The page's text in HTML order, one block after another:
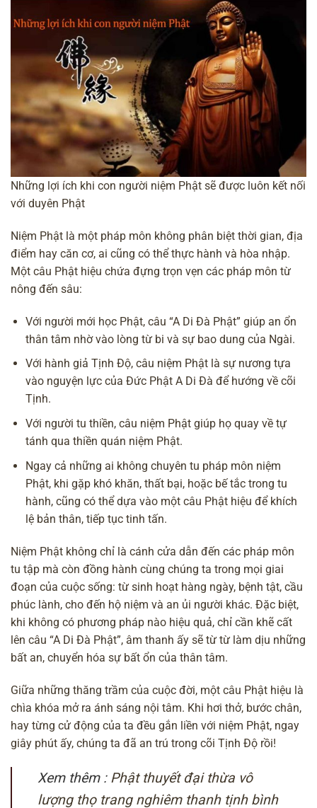
Những lợi ích khi con người niệm Phật sẽ được luôn kết nối
với duyên Phật
Niệm Phật là một pháp môn không phân biệt thời gian, địa
điểm hay căn cơ, ai cũng có thể thực hành và hòa nhập.
Một câu Phật hiệu chứa đựng trọn vẹn các pháp môn từ
nông đến sâu:
Với người mới học Phật, câu “A Di Đà Phật” giúp an ổn
thân tâm nhờ vào lòng từ bi và sự bao dung của Ngài.
Với hành giả Tịnh Độ, câu niệm Phật là sự nương tựa
vào nguyện lực của Đức Phật A Di Đà để hướng về cõi
Tịnh.
Với người tu thiền, câu niệm Phật giúp họ quay về tự
tánh qua thiền quán niệm Phật.
Ngay cả những ai không chuyên tu pháp môn niệm
Phật, khi gặp khó khăn, thất bại, hoặc bế tắc trong tu
hành, cũng có thể dựa vào một câu Phật hiệu để khích
lệ bản thân, tiếp tục tinh tấn.
Niệm Phật không chỉ là cánh cửa dẫn đến các pháp môn
tu tập mà còn đồng hành cùng chúng ta trong mọi giai
đoạn của cuộc sống: từ sinh hoạt hàng ngày, bệnh tật, cầu
phúc lành, cho đến hộ niệm và an ủi người khác. Đặc biệt,
khi không có phương pháp nào hiệu quả, chỉ cần khẽ cất
lên câu “A Di Đà Phật”, âm thanh ấy sẽ từ từ làm dịu những
bất an, chuyển hóa sự bất ổn của thân tâm.
Giữa những thăng trầm của cuộc đời, một câu Phật hiệu là
chìa khóa mở ra ánh sáng nội tâm. Khi hơi thở, bước chân,
hay từng cử động của ta đều gắn liền với niệm Phật, ngay
giây phút ấy, chúng ta đã an trú trong cõi Tịnh Độ rồi!
Xem thêm : Phật thuyết đại thừa vô
lượng thọ trang nghiêm thanh tịnh bình